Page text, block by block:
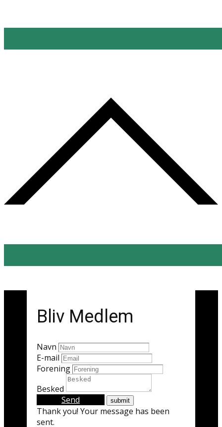
Bliv Medlem
Navn
E-mail
Forening
Besked
Send
Thank you! Your message has been
sent.